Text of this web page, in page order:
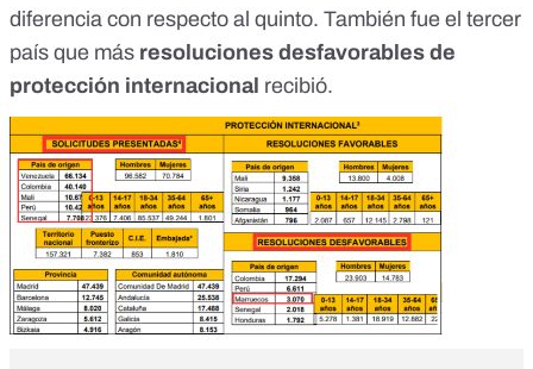
diferencia con respecto al quinto. También fue el tercer
país que más resoluciones desfavorables de
protección internacional recibió.